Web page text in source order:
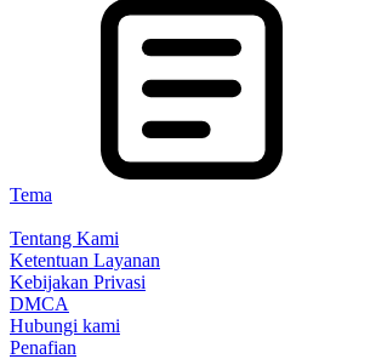
Tema
Tentang Kami
Ketentuan Layanan
Kebijakan Privasi
DMCA
Hubungi kami
Penafian